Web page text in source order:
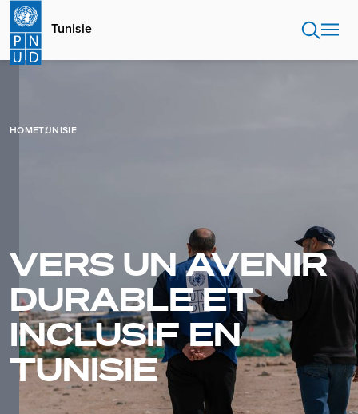
Aller
contenu
principal
Tunisie
HOMETUNISIE
VERS UN AVENIR
DURABLE ET
INCLUSIF EN
TUNISIE